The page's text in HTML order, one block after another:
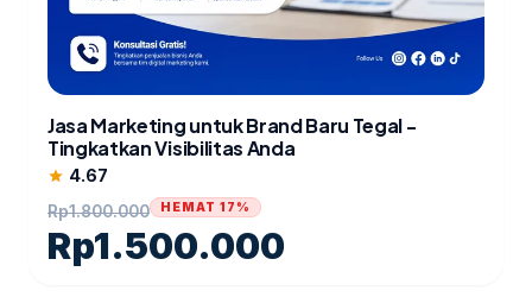
Jasa Marketing untuk Brand Baru Tegal -
Tingkatkan Visibilitas Anda
star 4.67
Rp1.800.000
Rp1.500.000
HEMAT 17%